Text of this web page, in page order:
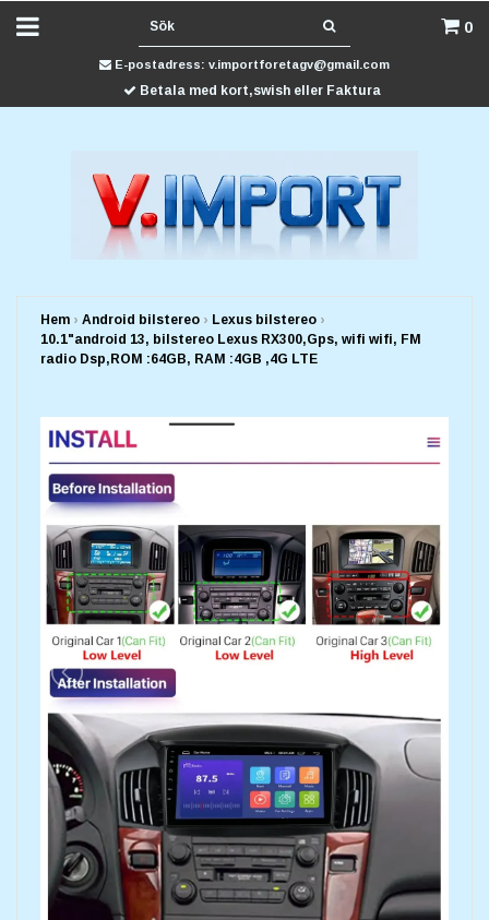
0
E-postadress: v.importforetagv@gmail.com
Betala med kort,swish eller Faktura
Hem › Android bilstereo › Lexus bilstereo ›
10.1"android 13, bilstereo Lexus RX300,Gps, wifi wifi, FM
radio Dsp,ROM :64GB, RAM :4GB ,4G LTE